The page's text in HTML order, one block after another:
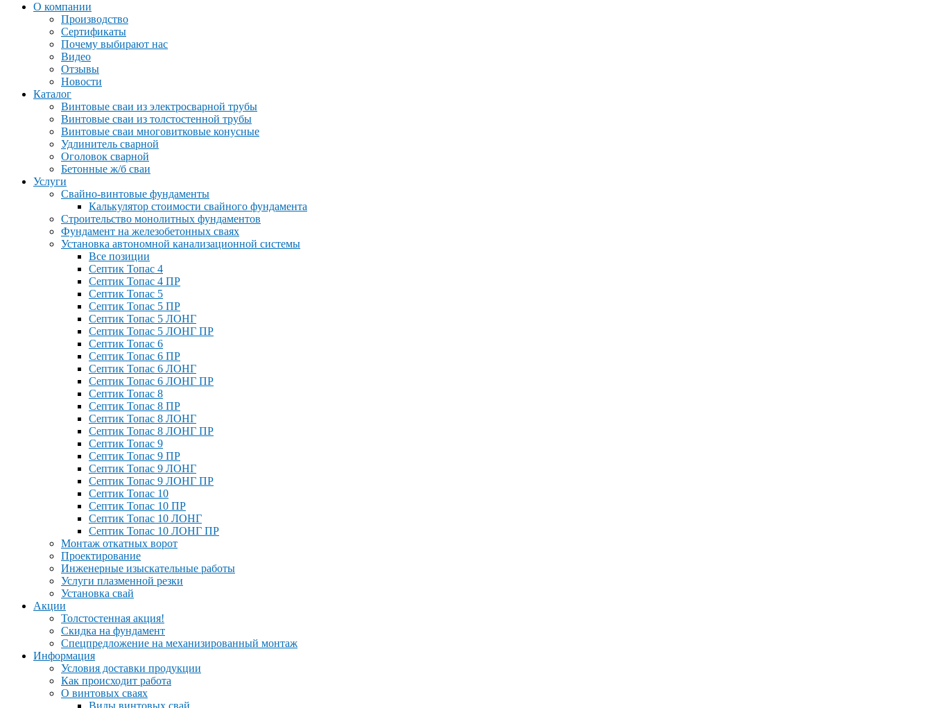
О компании
Производство
Сертификаты
Почему выбирают нас
Видео
Отзывы
Новости
Каталог
Винтовые сваи из электросварной трубы
Винтовые сваи из толстостенной трубы
Винтовые сваи многовитковые конусные
Удлинитель сварной
Оголовок сварной
Бетонные ж/б сваи
Услуги
Свайно-винтовые фундаменты
Калькулятор стоимости свайного фундамента
Строительство монолитных фундаментов
Фундамент на железобетонных сваях
Установка автономной канализационной системы
Все позиции
Септик Топас 4
Септик Топас 4 ПР
Септик Топас 5
Септик Топас 5 ПР
Септик Топас 5 ЛОНГ
Септик Топас 5 ЛОНГ ПР
Септик Топас 6
Септик Топас 6 ПР
Септик Топас 6 ЛОНГ
Септик Топас 6 ЛОНГ ПР
Септик Топас 8
Септик Топас 8 ПР
Септик Топас 8 ЛОНГ
Септик Топас 8 ЛОНГ ПР
Септик Топас 9
Септик Топас 9 ПР
Септик Топас 9 ЛОНГ
Септик Топас 9 ЛОНГ ПР
Септик Топас 10
Септик Топас 10 ПР
Септик Топас 10 ЛОНГ
Септик Топас 10 ЛОНГ ПР
Монтаж откатных ворот
Проектирование
Инженерные изыскательные работы
Услуги плазменной резки
Установка свай
Акции
Толстостенная акция!
Скидка на фундамент
Спецпредложение на механизированный монтаж
Информация
Условия доставки продукции
Как происходит работа
О винтовых сваях
Виды винтовых свай